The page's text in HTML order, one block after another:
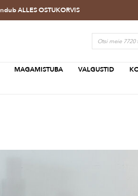
ALLES OSTUKORVIS
MAGAMISTUBA VALGUSTID